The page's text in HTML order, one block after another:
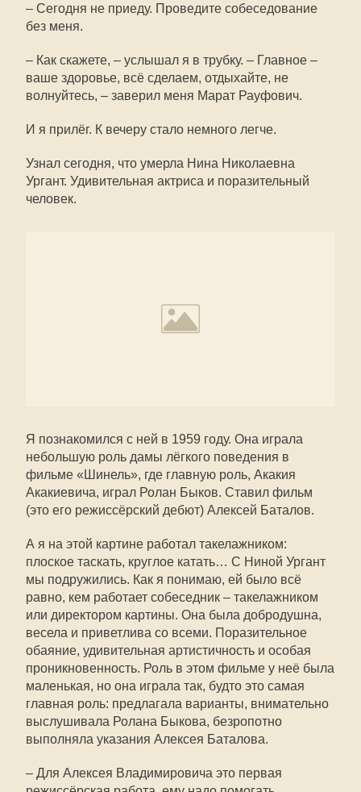
– Сегодня не приеду. Проведите собеседование
без меня.
– Как скажете, – услышал я в трубку. – Главное –
ваше здоровье, всё сделаем, отдыхайте, не
волнуйтесь, – заверил меня Марат Рауфович.
И я прилёг. К вечеру стало немного легче.
Узнал сегодня, что умерла Нина Николаевна
Ургант. Удивительная актриса и поразительный
человек.
Я познакомился с ней в 1959 году. Она играла
небольшую роль дамы лёгкого поведения в
фильме «Шинель», где главную роль, Акакия
Акакиевича, играл Ролан Быков. Ставил фильм
(это его режиссёрский дебют) Алексей Баталов.
А я на этой картине работал такелажником:
плоское таскать, круглое катать… С Ниной Ургант
мы подружились. Как я понимаю, ей было всё
равно, кем работает собеседник – такелажником
или директором картины. Она была добродушна,
весела и приветлива со всеми. Поразительное
обаяние, удивительная артистичность и особая
проникновенность. Роль в этом фильме у неё была
маленькая, но она играла так, будто это самая
главная роль: предлагала варианты, внимательно
выслушивала Ролана Быкова, безропотно
выполняла указания Алексея Баталова.
– Для Алексея Владимировича это первая